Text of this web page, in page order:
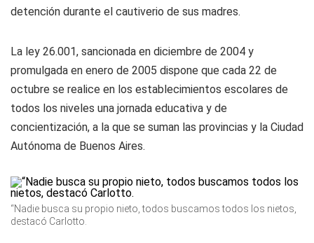
detención durante el cautiverio de sus madres.
La ley 26.001, sancionada en diciembre de 2004 y
promulgada en enero de 2005 dispone que cada 22 de
octubre se realice en los establecimientos escolares de
todos los niveles una jornada educativa y de
concientización, a la que se suman las provincias y la Ciudad
Autónoma de Buenos Aires.
“Nadie busca su propio nieto, todos buscamos todos los nietos,
destacó Carlotto.